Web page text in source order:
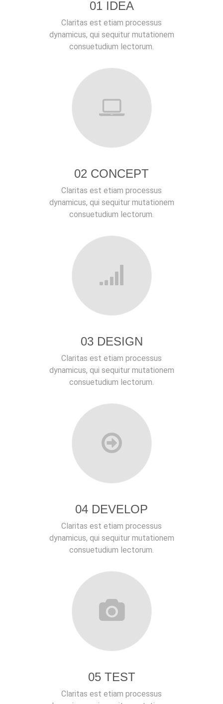
01 IDEA
Claritas est etiam processus
dynamicus, qui sequitur mutationem
consuetudium lectorum.
02 CONCEPT
Claritas est etiam processus
dynamicus, qui sequitur mutationem
consuetudium lectorum.
03 DESIGN
Claritas est etiam processus
dynamicus, qui sequitur mutationem
consuetudium lectorum.
04 DEVELOP
Claritas est etiam processus
dynamicus, qui sequitur mutationem
consuetudium lectorum.
05 TEST
Claritas est etiam processus